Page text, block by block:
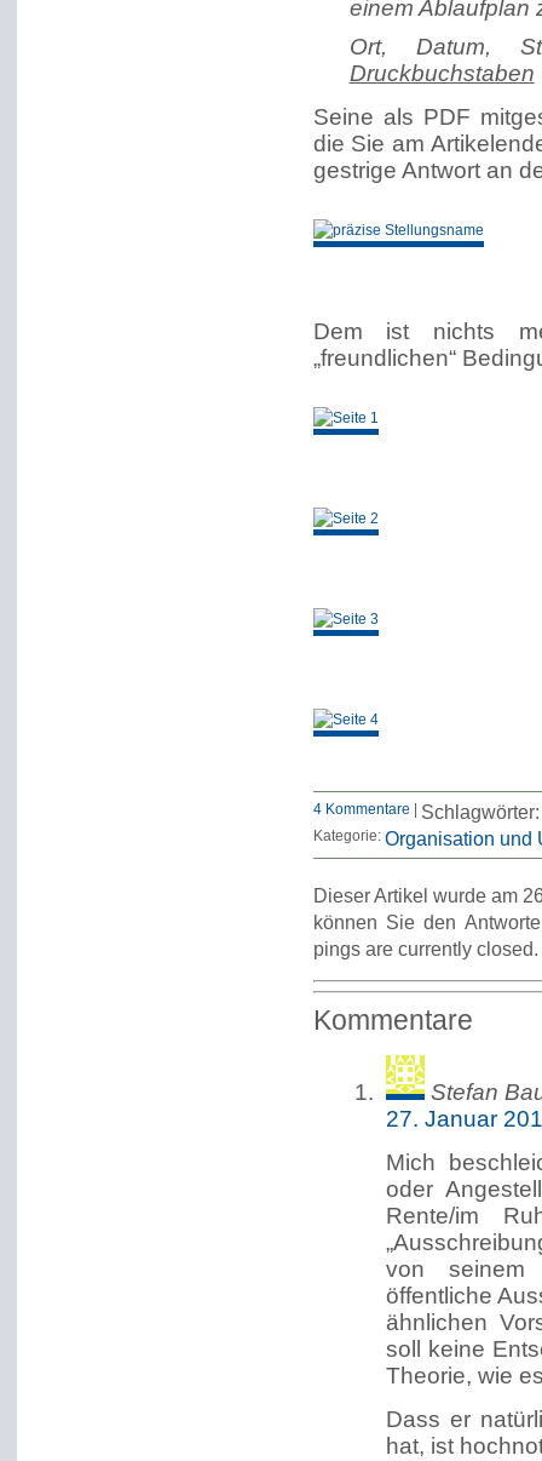
einem Ablaufplan
Ort, Datum,
Druckbuchstaben
Seine als PDF
die Sie am
gestrige Antwort an
Dem ist nichts
„freundlichen“
4 Kommentare Schlagwörter:
Kategorie: Organisation und
Dieser Artikel wurde am
können Sie den
pings are currently closed.
Kommentare
Stefan
27. Januar
Mich
oder
Rente/im
von
öffentliche
ähnlichen
soll keine
Theorie, wie
Dass er
hat, ist